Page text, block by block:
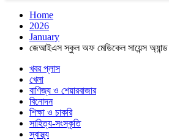
Home
2026
January
জেআইএস স্কুল অফ মেডিকেল সায়েন্স
খবর প্লাস
খেলা
বাণিজ্য ও শেয়ারবাজার
বিনোদন
শিক্ষা ও চাকরি
সাহিত্য-সংস্কৃতি
স্বাস্থ্য